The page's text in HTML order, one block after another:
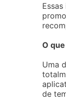
O
Uma
de